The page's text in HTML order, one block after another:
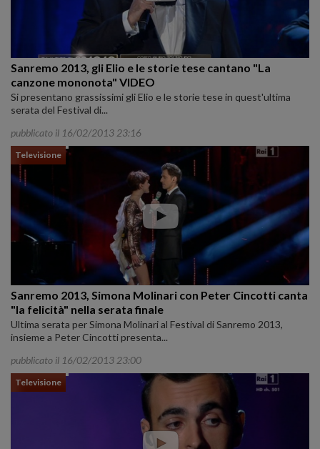
Sanremo 2013, gli Elio e le storie tese cantano "La
canzone mononota" VIDEO
Si presentano grassissimi gli Elio e le storie tese in quest'ultima
serata del Festival di...
pubblicato il 16/02/2013 23:16
Televisione
Sanremo 2013, Simona Molinari con Peter Cincotti canta
"la felicità" nella serata finale
Ultima serata per Simona Molinari al Festival di Sanremo 2013,
insieme a Peter Cincotti presenta...
pubblicato il 16/02/2013 23:00
Televisione